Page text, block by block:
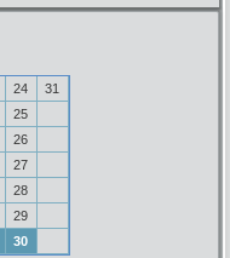
24
31
25
26
27
28
29
30